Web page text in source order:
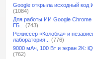
Google открыла исходный код
(1084)
Для работы ИИ Google Chrome
ГБ...
(743)
Режиссёр «Колобка» и
лаборатория...
(776)
9000 мАч, 100 Вт и экран 2K:
(762)